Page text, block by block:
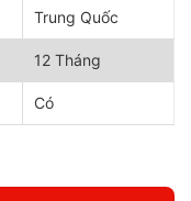
Trung Quốc
12 Tháng
Có